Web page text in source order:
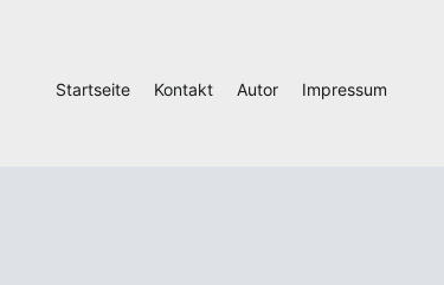
Startseite Kontakt Autor Impressum